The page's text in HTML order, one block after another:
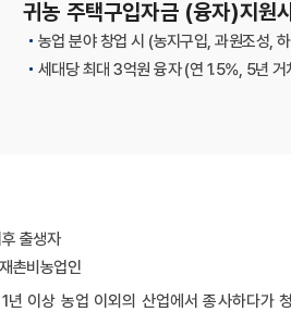
귀농 주택구입자금 (융자)지원
농업 분야 창업 시 (농지구입, 과원조성,
세대당 최대 3억원 융자 (연 1.5%, 5년 거
출생자
촌비농업인
년 이상 농업 이외의 산업에서 종사하다